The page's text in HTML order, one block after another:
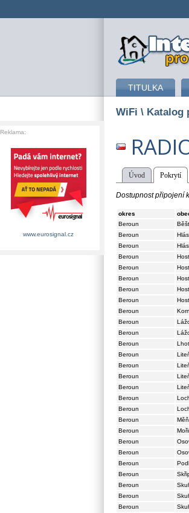
připojení k
TITULKA
WiFi \ Katalog
Úvod Pokrytí
Dostupnost připojení
okres
Beroun
Beroun
Beroun
Beroun
Beroun
Beroun
Beroun
Beroun
Beroun
Beroun
Beroun
Beroun
Beroun
Beroun
Beroun
Beroun
Beroun
Beroun
Beroun
Beroun
Beroun
Beroun
Beroun
Beroun
Beroun
Beroun
Beroun
Reklama:
www.eurosignal.cz